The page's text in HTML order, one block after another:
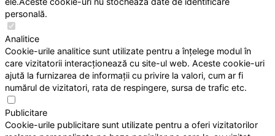
personală.
Analitice
Cookie-urile analitice sunt utilizate pentru a înțelege modul în
care vizitatorii interacționează cu site-ul web. Aceste cookie-uri
ajută la furnizarea de informații cu privire la valori, cum ar fi
numărul de vizitatori, rata de respingere, sursa de trafic etc.
Publicitare
Cookie-urile publicitare sunt utilizate pentru a oferi vizitatorilor